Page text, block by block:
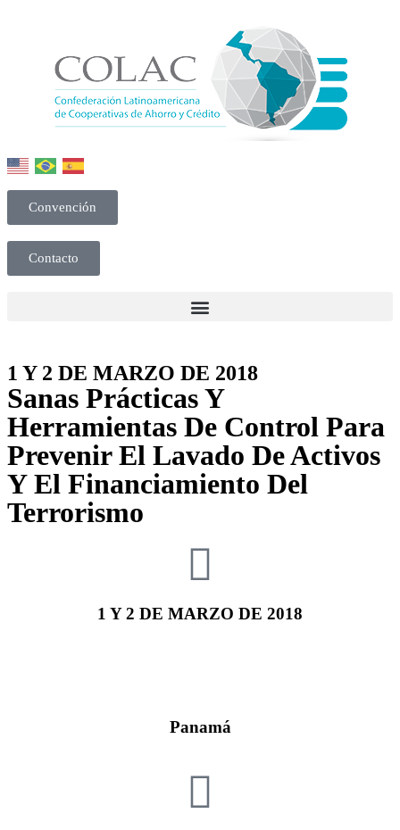
Convención
Contacto
1 Y 2 DE MARZO DE 2018
Sanas Prácticas Y
Herramientas De Control Para
Prevenir El Lavado De Activos
Y El Financiamiento Del
Terrorismo
1 Y 2 DE MARZO DE 2018
Panamá